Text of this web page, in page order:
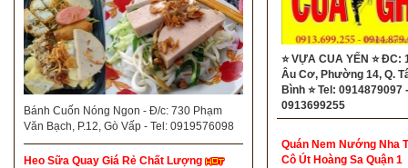
Bánh Cuốn Nóng Ngon - Đ/c: 730 Phạm
Văn Bạch, P.12, Gò Vấp - Tel: 0919576098
Heo Sữa Quay Giá Rẻ Chất Lượng
⭐ VỰA CUA YẾN ⭐ ĐC:
Âu Cơ, Phường 14, Q.
Bình ⭐ Tel: 0914879097 -
0913699255
Quán Nem Nướng Nha
Cô Út Hoàng Sa Quận 1